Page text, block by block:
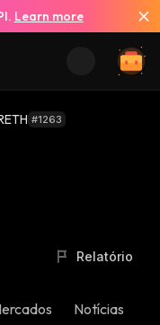
Learn more
#1263
Relatório
Notícias